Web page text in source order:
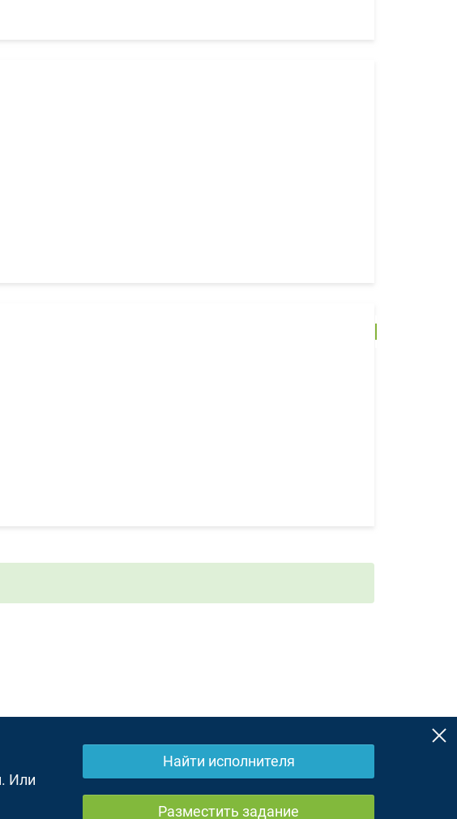
Дисклеймер о ЗоЗПП Отказ от ответственности
Или
Найти исполнителя
Разместить задание